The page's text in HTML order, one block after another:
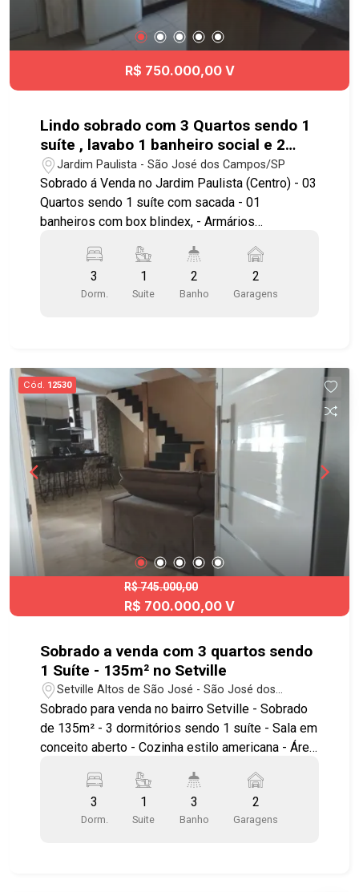
R$ 750.000,00 V
Lindo sobrado com 3 Quartos sendo 1
suíte , lavabo 1 banheiro social e 2
vagas de garagem coberta no Jardim
Paulista.
Jardim Paulista - São José dos Campos/SP
Sobrado á Venda no Jardim Paulista (Centro) - 03
Quartos sendo 1 suíte com sacada - 01
banheiros com box blindex, - Armários
de estar e de jantar - Cozinha planejada com
planejados - Área de serviço - Churrasqueira - 02
vagas de garagem. Aceita permuta por
mercados e Shopping , Farmácias e escolas .
3
Dorm.
1
Suite
2
Banho
2
Garagens
Cód. 12530
R$ 745.000,00
R$ 700.000,00 V
Sobrado a venda com 3 quartos sendo
1 Suíte - 135m² no Setville
Setville Altos de São José - São José dos
Campos/SP
Sobrado para venda no bairro Setville - Sobrado
de 135m² - 3 dormitórios sendo 1 suíte - Sala em
conceito aberto - Cozinha estilo americana - Área
churrasqueira - 2 vagas de garagem Diferenciais:
- Suíte com amplo closet; - Piso amadeirado na
parte superior; - Sala, copa e cozinha com móveis
3
Dorm.
1
Suite
3
Banho
2
Garagens